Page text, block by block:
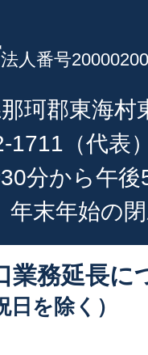
法人番号
珂郡東海村
1711（代表
分から午
年末年始の
業務延長に
を除く）